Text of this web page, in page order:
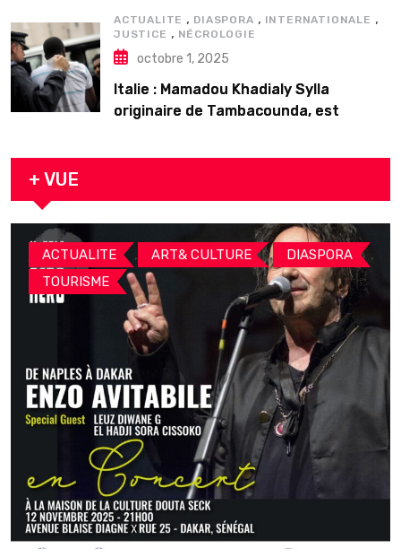
ACTUALITE , DIASPORA , INTERNATIONALE ,
JUSTICE , NÉCROLOGIE
octobre 1, 2025
Italie : Mamadou Khadialy Sylla
originaire de Tambacounda, est
arrestation
+ VUE
ACTUALITE , ART& CULTURE , DIASPORA ,
TOURISME